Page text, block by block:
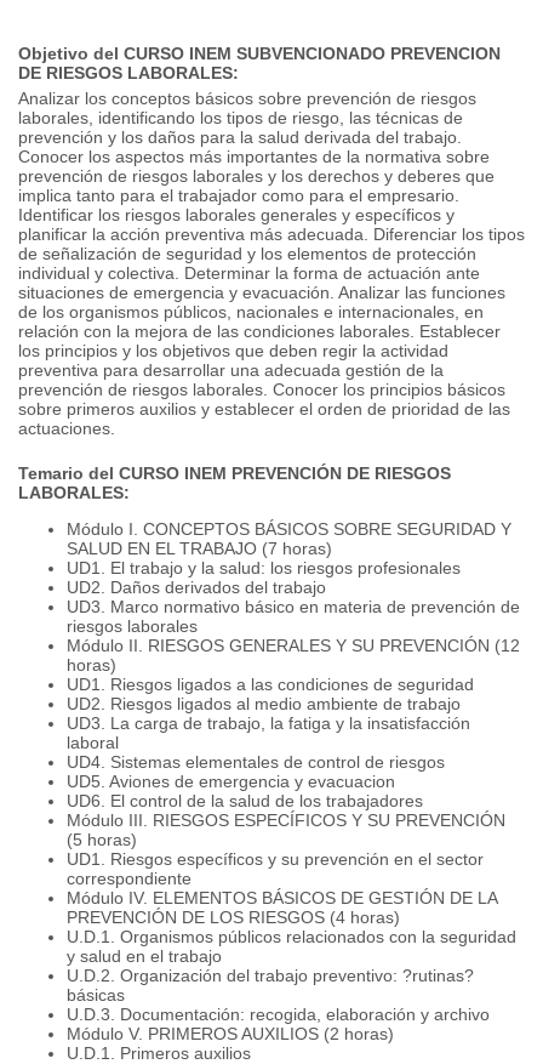
Objetivo del CURSO INEM SUBVENCIONADO PREVENCION
DE RIESGOS LABORALES:
Analizar los conceptos básicos sobre prevención de riesgos
laborales, identificando los tipos de riesgo, las técnicas de
prevención y los daños para la salud derivada del trabajo.
Conocer los aspectos más importantes de la normativa sobre
prevención de riesgos laborales y los derechos y deberes que
implica tanto para el trabajador como para el empresario.
Identificar los riesgos laborales generales y específicos y
planificar la acción preventiva más adecuada. Diferenciar los tipos
de señalización de seguridad y los elementos de protección
individual y colectiva. Determinar la forma de actuación ante
situaciones de emergencia y evacuación. Analizar las funciones
de los organismos públicos, nacionales e internacionales, en
relación con la mejora de las condiciones laborales. Establecer
los principios y los objetivos que deben regir la actividad
preventiva para desarrollar una adecuada gestión de la
prevención de riesgos laborales. Conocer los principios básicos
sobre primeros auxilios y establecer el orden de prioridad de las
actuaciones.
Temario del CURSO INEM PREVENCIÓN DE RIESGOS
LABORALES:
Módulo I. CONCEPTOS BÁSICOS SOBRE SEGURIDAD Y
SALUD EN EL TRABAJO (7 horas)
UD1. El trabajo y la salud: los riesgos profesionales
UD2. Daños derivados del trabajo
UD3. Marco normativo básico en materia de prevención de
riesgos laborales
Módulo II. RIESGOS GENERALES Y SU PREVENCIÓN (12
horas)
UD1. Riesgos ligados a las condiciones de seguridad
UD2. Riesgos ligados al medio ambiente de trabajo
UD3. La carga de trabajo, la fatiga y la insatisfacción
laboral
UD4. Sistemas elementales de control de riesgos
UD5. Aviones de emergencia y evacuacion
UD6. El control de la salud de los trabajadores
Módulo III. RIESGOS ESPECÍFICOS Y SU PREVENCIÓN
(5 horas)
UD1. Riesgos específicos y su prevención en el sector
correspondiente
Módulo IV. ELEMENTOS BÁSICOS DE GESTIÓN DE LA
PREVENCIÓN DE LOS RIESGOS (4 horas)
U.D.1. Organismos públicos relacionados con la seguridad
y salud en el trabajo
U.D.2. Organización del trabajo preventivo: ?rutinas?
básicas
U.D.3. Documentación: recogida, elaboración y archivo
Módulo V. PRIMEROS AUXILIOS (2 horas)
U.D.1. Primeros auxilios